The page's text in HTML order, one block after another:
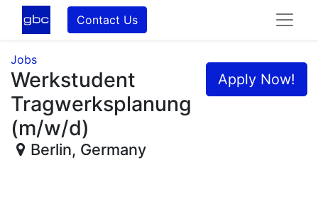
Contact Us
Apply Now!
Jobs
Werkstudent
Tragwerksplanung
(m/w/d)
Berlin, Germany